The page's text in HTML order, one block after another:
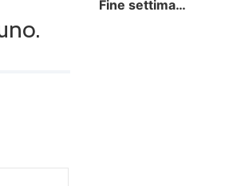
Fine settimana